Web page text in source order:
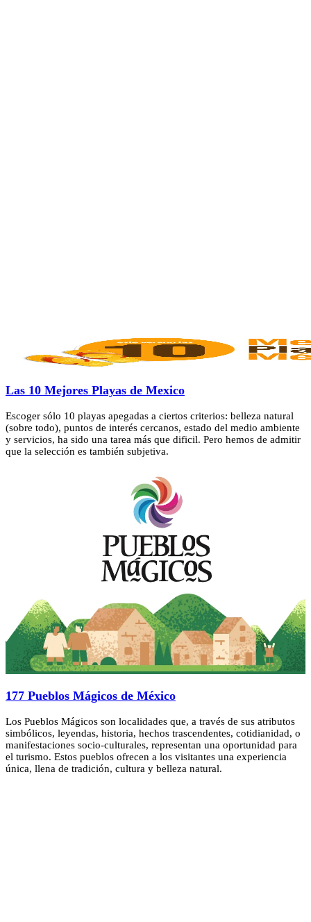
Las 10 Mejores Playas de Mexico
Escoger sólo 10 playas apegadas a ciertos criterios: belleza natural
(sobre todo), puntos de interés cercanos, estado del medio ambiente
y servicios, ha sido una tarea más que dificil. Pero hemos de admitir
que la selección es también subjetiva.
177 Pueblos Mágicos de México
Los Pueblos Mágicos son localidades que, a través de sus atributos
simbólicos, leyendas, historia, hechos trascendentes, cotidianidad, o
manifestaciones socio-culturales, representan una oportunidad para
el turismo. Estos pueblos ofrecen a los visitantes una experiencia
única, llena de tradición, cultura y belleza natural.